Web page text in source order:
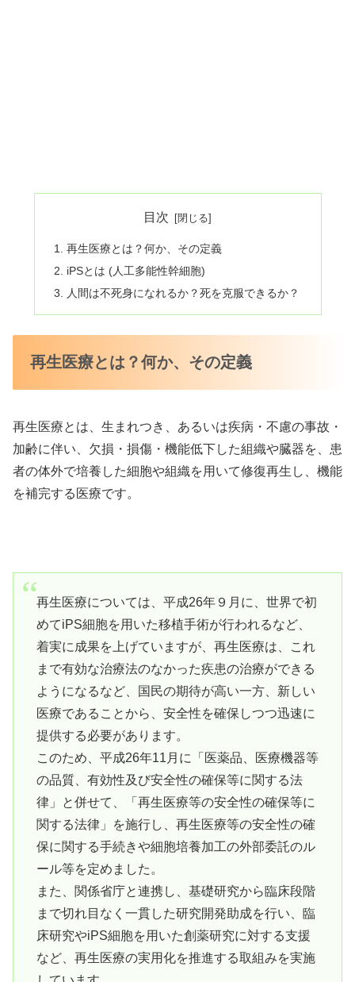
目次
再生医療とは？何か、その定義
iPSとは (人工多能性幹細胞)
人間は不死身になれるか？死を克服できるか？
再生医療とは？何か、その定義
再生医療とは、生まれつき、あるいは疾病・不慮の事故・
加齢に伴い、欠損・損傷・機能低下した組織や臓器を、患
者の体外で培養した細胞や組織を用いて修復再生し、機能
を補完する医療です。
再生医療については、平成26年９月に、世界で初
めてiPS細胞を用いた移植手術が行われるなど、
着実に成果を上げていますが、再生医療は、これ
まで有効な治療法のなかった疾患の治療ができる
ようになるなど、国民の期待が高い一方、新しい
医療であることから、安全性を確保しつつ迅速に
提供する必要があります。
このため、平成26年11月に「医薬品、医療機器等
の品質、有効性及び安全性の確保等に関する法
律」と併せて、「再生医療等の安全性の確保等に
関する法律」を施行し、再生医療等の安全性の確
保に関する手続きや細胞培養加工の外部委託のル
ール等を定めました。
また、関係省庁と連携し、基礎研究から臨床段階
まで切れ目なく一貫した研究開発助成を行い、臨
床研究やiPS細胞を用いた創薬研究に対する支援
など、再生医療の実用化を推進する取組みを実施